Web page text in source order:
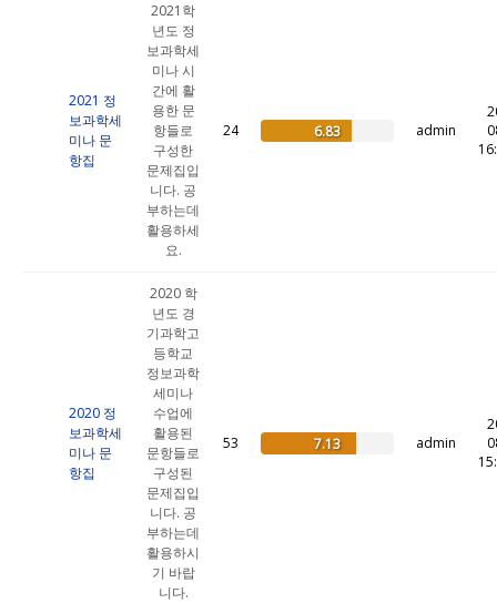
2021 정
보과학세
미나 문
항집
2021학
년도 정
보과학세
미나 시
간에 활
용한 문
항들로
구성한
문제집입
니다. 공
부하는데
활용하세
요.
24 6.83 admin
2020 정
보과학세
미나 문
항집
2020 학
년도 경
기과학고
등학교
정보과학
세미나
수업에
활용된
문항들로
구성된
문제집입
니다. 공
부하는데
활용하시
기 바랍
니다.
53 7.13 admin